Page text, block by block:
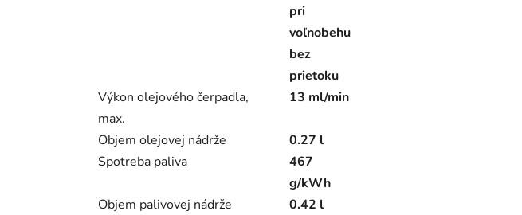
pri
voľnobehu
bez
prietoku
Výkon olejového čerpadla,
max.
13 ml/min
Objem olejovej nádrže
0.27 l
Spotreba paliva
467
g/kWh
Objem palivovej nádrže
0.42 l